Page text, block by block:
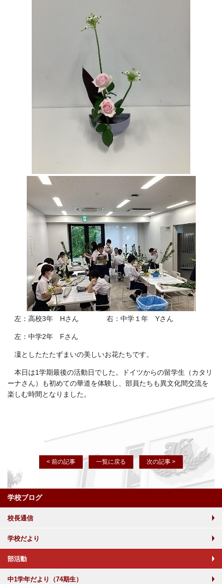
左：高校3年 Hさん 右：中学１年 Yさん
左：中学2年 Fさん
凜としたたたずまいの美しいお花たちです。
本日は1学期最後の活動日でした。ドイツからの留学生（カタリ
ーナさん）も初めての華道を体験し、部員たちも異文化間交流を
楽しむ時間となりました。
< 前の記事 一覧に戻る 次の記事 >
学校ブログ
校長通信
学校だより
部活動
中1学年だより（74期生）